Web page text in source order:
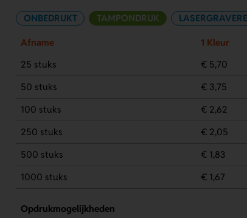
ONBEDRUKT TAMPONDRUK
Afname 1 Kleur
25 stuks
€ 5,70
50 stuks
€ 3,75
100 stuks
€ 2,62
250 stuks
€ 2,05
500 stuks
€ 1,83
1000 stuks
€ 1,67
Opdrukmogelijkheden